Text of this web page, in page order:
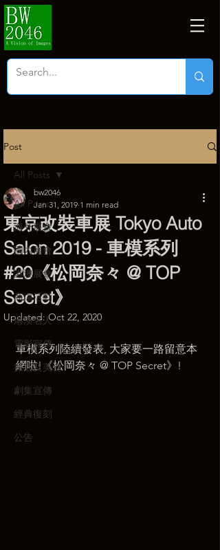
Post
All Posts
海外展會
國內展會
港澳展會
商塲活動
港澳名人
電影宣傳
探店及美食
劇集宣傳
經典復刻
公告
All Posts
東京改裝車展 Tokyo Auto
Salon 2019 - 車模系列
#20《松岡奈々 @ TOP
Secret》
bw2046
Jan 31, 2019 1 min read
Updated:Oct 22, 2020
車模系列陸續發表, 大家要一路留意本
網啦!《松岡奈々 @ TOP Secret》!